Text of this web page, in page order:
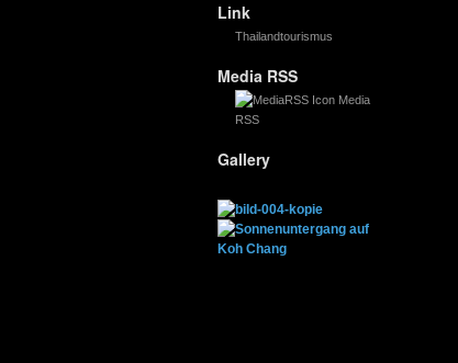
Link
Thailandtourismus
Media RSS
Media
RSS
Gallery